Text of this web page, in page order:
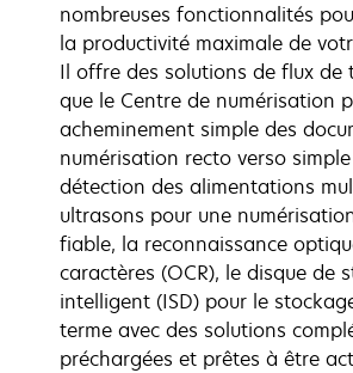
nombreuses fonctionnalités
la productivité maximale de
Il offre des solutions de flux de
que le Centre de numérisation
acheminement simple des
numérisation recto verso
détection des alimentations
ultrasons pour une
fiable, la reconnaissance
caractères (OCR), le disque de
intelligent (ISD) pour le
terme avec des solutions
préchargées et prêtes à être